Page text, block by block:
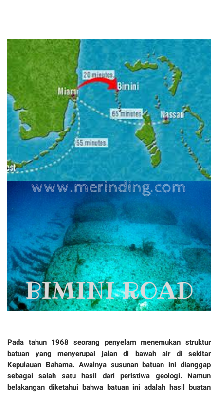
Pada tahun 1968 seorang penyelam menemukan struktur
batuan yang menyerupai jalan di bawah air di sekitar
Kepulauan Bahama. Awalnya susunan batuan ini dianggap
sebagai salah satu hasil dari peristiwa geologi. Namun
belakangan diketahui bahwa batuan ini adalah hasil buatan